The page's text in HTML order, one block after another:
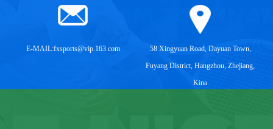
E-MAIL:fxsports@vip.163.com
58 Xingyuan Road, Dayuan Town,
Fuyang District, Hangzhou, Zhejiang,
Kina